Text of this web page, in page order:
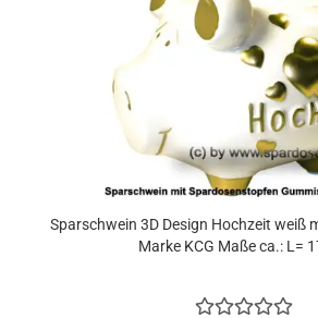
Sparschwein 3D Design Hochzeit weiß
Marke KCG Maße ca.: L=